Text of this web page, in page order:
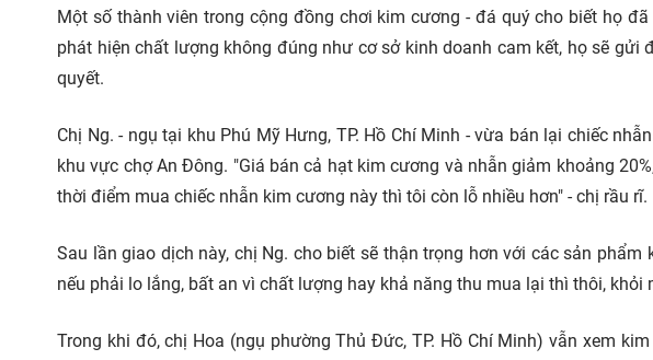
Một số thành viên trong cộng đồng chơi kim cương - đá quý cho biết họ
phát hiện chất lượng không đúng như cơ sở kinh doanh cam kết, họ sẽ
quyết.
Chị Ng. - ngụ tại khu Phú Mỹ Hưng, TP. Hồ Chí Minh - vừa bán lại chiếc
khu vực chợ An Đông. "Giá bán cả hạt kim cương và nhẫn giảm khoảng
thời điểm mua chiếc nhẫn kim cương này thì tôi còn lỗ nhiều hơn" - chị rầu rĩ.
Sau lần giao dịch này, chị Ng. cho biết sẽ thận trọng hơn với các sản
nếu phải lo lắng, bất an vì chất lượng hay khả năng thu mua lại thì thôi, khỏi
Trong khi đó, chị Hoa (ngụ phường Thủ Đức, TP. Hồ Chí Minh) vẫn xem